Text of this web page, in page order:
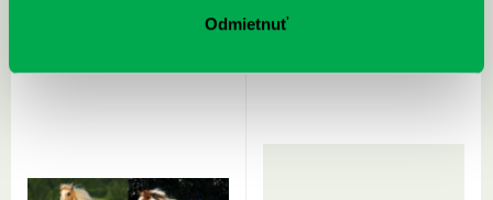
Odmietnuť
Rudź, Przemyslaw: Atlas hviezd:
Sprievodca po hviezdnej oblohe
Hardy, Paula: Japonsko na tanieri:
kompletný sprievodca